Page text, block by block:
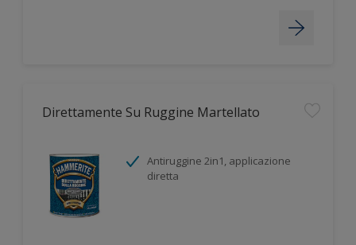
Direttamente Su Ruggine Martellato
Antiruggine 2in1, applicazione
diretta